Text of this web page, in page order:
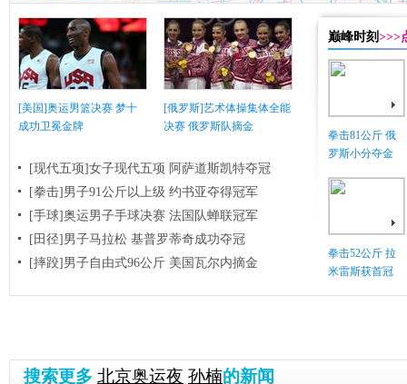
[美国]奥运男篮决赛 梦十
成功卫冕金牌
[俄罗斯]艺术体操集体全能
决赛 俄罗斯队摘金
[现代五项]女子现代五项 阿萨道斯凯特夺冠
[拳击]男子91公斤以上级 约书亚夺得冠军
[手球]奥运男子手球决赛 法国队蝉联冠军
[田径]男子马拉松 基普罗蒂奇成功夺冠
[摔跤]男子自由式96公斤 美国瓦尔内摘金
巅峰时刻>>>
拳击81公斤 俄
罗斯小分夺金
拳击52公斤 拉
米雷斯获首冠
搜索更多 北京奥运夜 孙楠的新闻